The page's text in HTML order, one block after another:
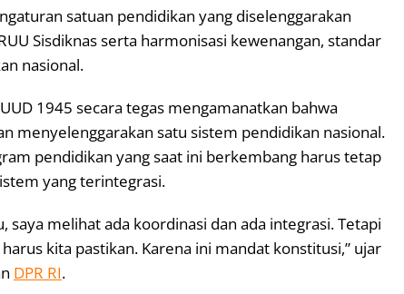
satuan pendidikan yang diselenggarakan
Sisdiknas serta harmonisasi kewenangan, standar
nasional.
1945 secara tegas mengamanatkan bahwa
menyelenggarakan satu sistem pendidikan nasional.
pendidikan yang saat ini berkembang harus tetap
yang terintegrasi.
saya melihat ada koordinasi dan ada integrasi. Tetapi
kita pastikan. Karena ini mandat konstitusi,” ujar
DPR RI.